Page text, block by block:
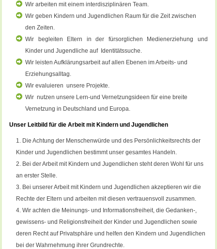
Wir arbeiten mit einem interdisziplinären Team.
Wir geben Kindern und Jugendlichen Raum für die Zeit zwischen
den Zeiten.
Wir begleiten Eltern in der fürsorglichen Medienerziehung und
Kinder und Jugendliche auf Identitätssuche.
Wir leisten Aufklärungsarbeit auf allen Ebenen im Arbeits- und
Erziehungsalltag.
Wir evaluieren unsere Projekte.
Wir nutzen unsere Lern-und Vernetzungsideen für eine breite
Vernetzung in Deutschland und Europa.
Unser Leitbild für die Arbeit mit Kindern und Jugendlichen
Die Achtung der Menschenwürde und des Persönlichkeitsrechts der
Kinder und Jugendlichen bestimmt unser gesamtes Handeln.
Bei der Arbeit mit Kindern und Jugendlichen steht deren Wohl für uns
an erster Stelle.
Bei unserer Arbeit mit Kindern und Jugendlichen akzeptieren wir die
Rechte der Eltern und arbeiten mit diesen vertrauensvoll zusammen.
Wir achten die Meinungs- und Informationsfreiheit, die Gedanken-,
gewissens- und Religionsfreiheit der Kinder und Jugendlichen sowie
deren Recht auf Privatsphäre und helfen den Kindern und Jugendlichen
bei der Wahrnehmung ihrer Grundrechte.